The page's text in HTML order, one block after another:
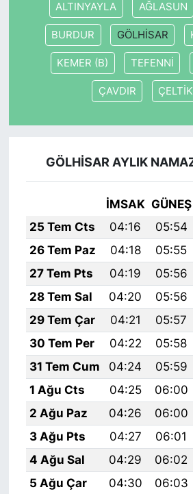
ALTINYAYLA AĞLASUN
BURDUR GÖLHİSAR
KEMER (B) TEFENNİ
ÇAVDIR
GÖLHİSAR AYLIK
İMSAK GÜNEŞ
25 Tem Cts
04:16 05:54
26 Tem Paz
04:18 05:55
27 Tem Pts
04:19 05:56
28 Tem Sal
04:20 05:56
29 Tem Çar
04:21 05:57
30 Tem Per
04:22 05:58
31 Tem Cum
04:24 05:59
1 Ağu Cts
04:25 06:00
2 Ağu Paz
04:26 06:00
3 Ağu Pts
04:27 06:01
4 Ağu Sal
04:29 06:02
5 Ağu Çar
04:30 06:03
TÜRKİYE VE DÜNYA
VİDEO GALERİ